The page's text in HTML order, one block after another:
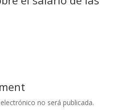
no será publicada.